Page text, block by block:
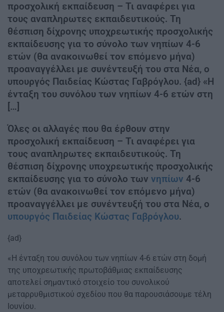
προσχολική εκπαίδευση – Τι αναφέρει για
τους αναπληρωτες εκπαιδευτικούς. Τη
θέσπιση δίχρονης υποχρεωτικής προσχολικής
εκπαίδευσης για το σύνολο των νηπίων 4-6
ετών (θα ανακοινωθεί τον επόμενο μήνα)
προαναγγέλλει με συνέντευξή του στα Νέα, ο
υπουργός Παιδείας Κώστας Γαβρόγλου. {ad} «Η
ένταξη του συνόλου των νηπίων 4-6 ετών στη
[…]
Όλες οι αλλαγές που θα έρθουν στην
προσχολική εκπαίδευση – Τι αναφέρει για
τους αναπληρωτες εκπαιδευτικούς. Τη
θέσπιση δίχρονης υποχρεωτικής προσχολικής
εκπαίδευσης για το σύνολο των νηπίων 4-6
ετών (θα ανακοινωθεί τον επόμενο μήνα)
προαναγγέλλει με συνέντευξή του στα Νέα, ο
υπουργός Παιδείας Κώστας Γαβρόγλου.
{ad}
«Η ένταξη του συνόλου των νηπίων 4-6 ετών στη δομή
της υποχρεωτικής πρωτοβάθμιας εκπαίδευσης
αποτελεί σημαντικό στοιχείο του συνολικού
μεταρρυθμιστικού σχεδίου που θα παρουσιάσουμε τέλη
Ιουνίου.